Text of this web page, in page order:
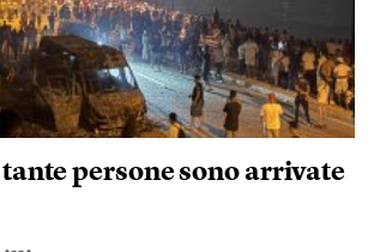
tante persone sono arrivate